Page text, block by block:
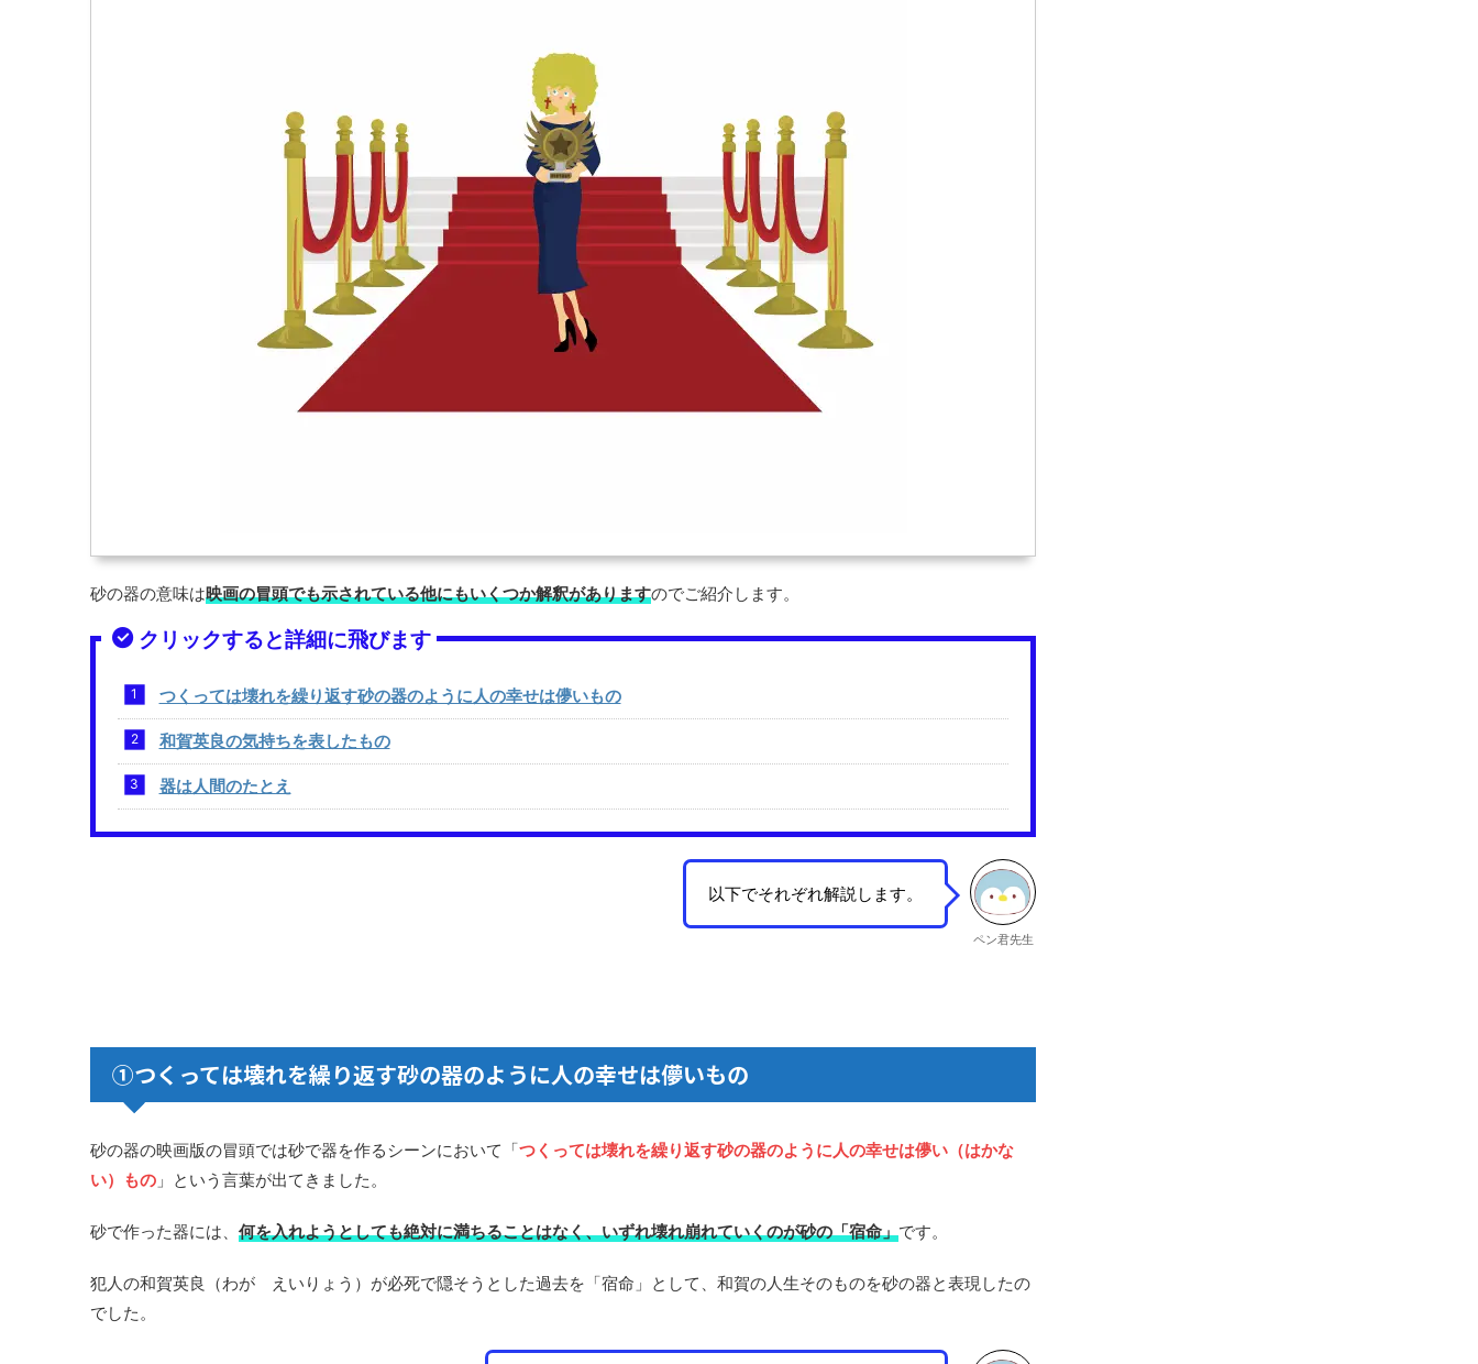
砂の器の意味は映画の冒頭でも示されている他にもいくつか解釈がありますのでご紹介します。
クリックすると詳細に飛びます
つくっては壊れを繰り返す砂の器のように人の幸せは儚いもの
和賀英良の気持ちを表したもの
器は人間のたとえ
以下でそれぞれ解説します。
ペン君先生
①つくっては壊れを繰り返す砂の器のように人の幸せは儚いもの
砂の器の映画版の冒頭では砂で器を作るシーンにおいて「つくっては壊れを繰り返す砂の器のように人の幸せは儚い（はかな
い）もの 」という言葉が出てきました。
砂で作った器には、 何を入れようとしても絶対に満ちることはなく、いずれ壊れ崩れていくのが砂の「宿命」です。
犯人の和賀英良（わが えいりょう）が必死で隠そうとした過去を「宿命」として、和賀の人生そのものを砂の器と表現したの
でした。